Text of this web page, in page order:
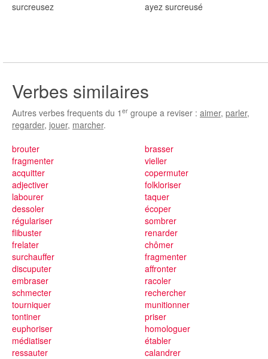
surcreusez
ayez surcreusé
Verbes similaires
Autres verbes frequents du 1 er groupe a reviser : aimer, parler,
regarder, jouer, marcher.
brouter
fragmenter
acquitter
adjectiver
labourer
dessoler
régulariser
flibuster
frelater
brasser
vieller
copermuter
folkloriser
taquer
écoper
sombrer
renarder
chômer
surchauffer
discuputer
embraser
schmecter
tourniquer
tontiner
euphoriser
médiatiser
ressauter
fragmenter
affronter
racoler
rechercher
munitionner
priser
homologuer
établer
calandrer